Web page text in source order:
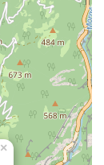
×